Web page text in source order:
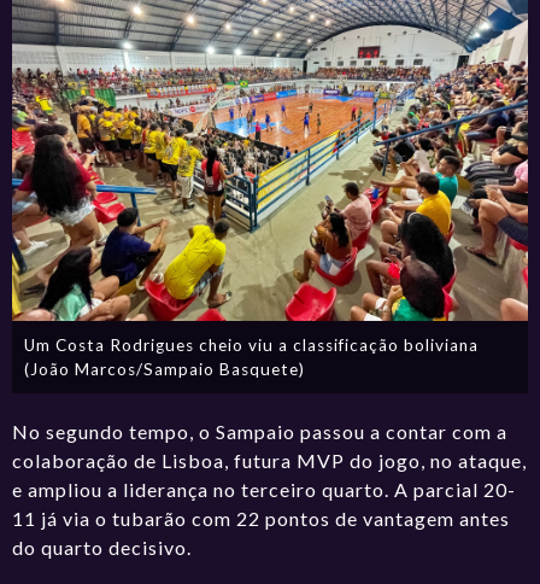
Um Costa Rodrigues cheio viu a classificação boliviana
(João Marcos/Sampaio Basquete)
No segundo tempo, o Sampaio passou a contar com a
colaboração de Lisboa, futura MVP do jogo, no ataque,
e ampliou a liderança no terceiro quarto. A parcial 20-
11 já via o tubarão com 22 pontos de vantagem antes
do quarto decisivo.